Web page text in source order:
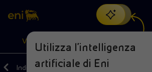
CercaVISIONE
Indietro Media Comunicati Stampa
Utilizza l'intelligenza
artificiale di Eni